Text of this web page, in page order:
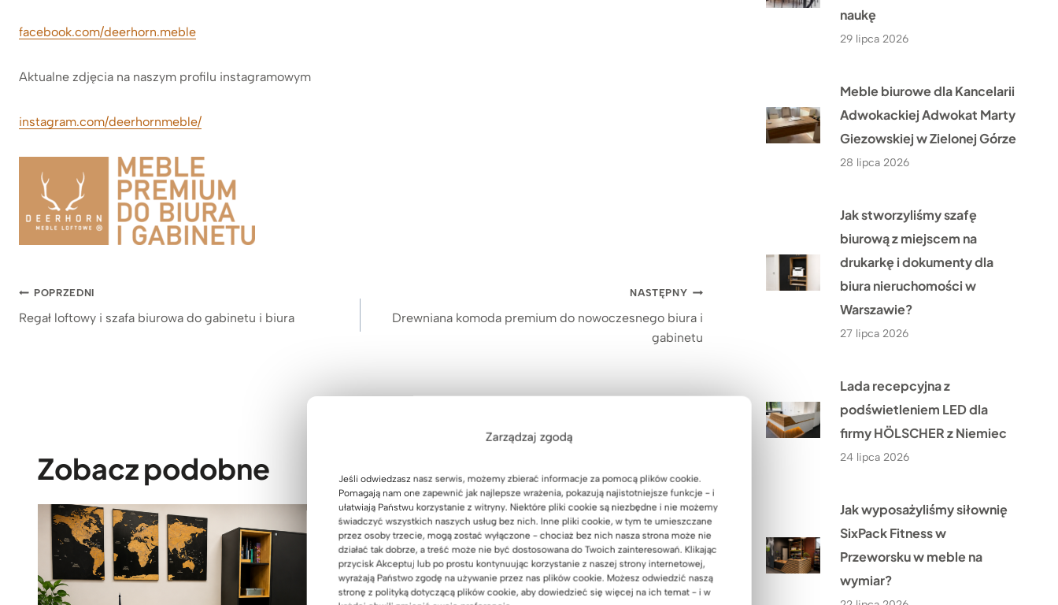
Zarządzaj zgodą
Jeśli odwiedzasz nasz serwis, możemy zbierać informacje za pomocą plików cookie.
Pomagają nam one zapewnić jak najlepsze wrażenia, pokazują najistotniejsze funkcje - i
ułatwiają Państwu korzystanie z witryny. Niektóre pliki cookie są niezbędne i nie możemy
świadczyć wszystkich naszych usług bez nich. Inne pliki cookie, w tym te umieszczane
przez osoby trzecie, mogą zostać wyłączone - chociaż bez nich nasza strona może nie
działać tak dobrze, a treść może nie być dostosowana do Twoich zainteresowań. Klikając
przycisk Akceptuj lub po prostu kontynuując korzystanie z naszej strony internetowej,
wyrażają Państwo zgodę na używanie przez nas plików cookie. Możesz odwiedzić naszą
stronę z polityką dotyczącą plików cookie, aby dowiedzieć się więcej na ich temat - i w
facebook.com/deerhorn.meble
Aktualne zdjęcia na naszym profilu instagramowym
instagram.com/deerhornmeble/
Nawigacja
wpisu
POPRZEDNI
Regał loftowy i szafa biurowa do gabinetu i biura
NASTĘPNY
Drewniana komoda premium do nowoczesnego biura i
gabinetu
Zobacz podobne
naukę
29 lipca 2026
Meble biurowe dla Kancelarii
Adwokackiej Adwokat Marty
Giezowskiej w Zielonej Górze
28 lipca 2026
Jak stworzyliśmy szafę
biurową z miejscem na
drukarkę i dokumenty dla
biura nieruchomości w
Warszawie?
27 lipca 2026
Lada recepcyjna z
podświetleniem LED dla
firmy HÖLSCHER z Niemiec
24 lipca 2026
Jak wyposażyliśmy siłownię
SixPack Fitness w
Przeworsku w meble na
wymiar?